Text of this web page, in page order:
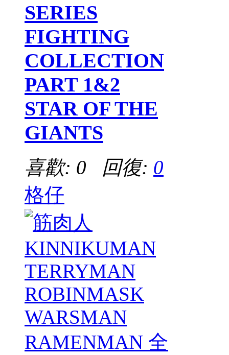
SERIES
FIGHTING
COLLECTION
PART 1&2
STAR OF THE
GIANTS
喜歡: 0 回復: 0
格仔